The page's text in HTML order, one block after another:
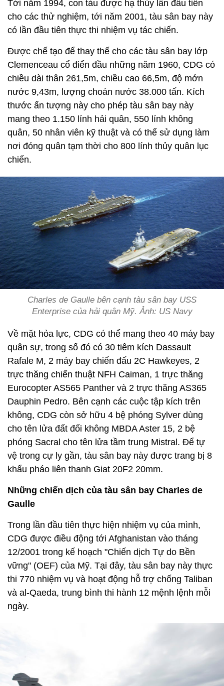
Tới năm 1994, con tàu được hạ thủy lần đầu tiên
cho các thử nghiệm, tới năm 2001, tàu sân bay này
có lần đầu tiên thực thi nhiệm vụ tác chiến.
Được chế tạo để thay thế cho các tàu sân bay lớp
Clemenceau cổ điển đầu những năm 1960, CDG có
chiều dài thân 261,5m, chiều cao 66,5m, độ mớn
nước 9,43m, lượng choán nước 38.000 tấn. Kích
thước ấn tượng này cho phép tàu sân bay này
mang theo 1.150 lính hải quân, 550 lính không
quân, 50 nhân viên kỹ thuật và có thể sử dụng làm
nơi đóng quân tạm thời cho 800 lính thủy quân lục
chiến.
Charles de Gaulle bên cạnh tàu sân bay USS
Enterprise của hải quân Mỹ. Ảnh: US Navy
Về mặt hỏa lực, CDG có thể mang theo 40 máy bay
quân sự, trong số đó có 30 tiêm kích Dassault
Rafale M, 2 máy bay chiến đấu 2C Hawkeyes, 2
trực thăng chiến thuật NFH Caiman, 1 trực thăng
Eurocopter AS565 Panther và 2 trực thăng AS365
Dauphin Pedro. Bên cạnh các cuộc tập kích trên
không, CDG còn sở hữu 4 bệ phóng Sylver dùng
cho tên lửa đất đối không MBDA Aster 15, 2 bệ
phóng Sacral cho tên lửa tầm trung Mistral. Để tự
vệ trong cự ly gần, tàu sân bay này được trang bị 8
khẩu pháo liên thanh Giat 20F2 20mm.
Những chiến dịch của tàu sân bay Charles de
Gaulle
Trong lần đầu tiên thực hiện nhiệm vụ của mình,
CDG được điều động tới Afghanistan vào tháng
12/2001 trong kế hoạch "Chiến dịch Tự do Bền
vững" (OEF) của Mỹ. Tại đây, tàu sân bay này thực
thi 770 nhiệm vụ và hoạt động hỗ trợ chống Taliban
và al-Qaeda, trung bình thi hành 12 mệnh lệnh mỗi
ngày.